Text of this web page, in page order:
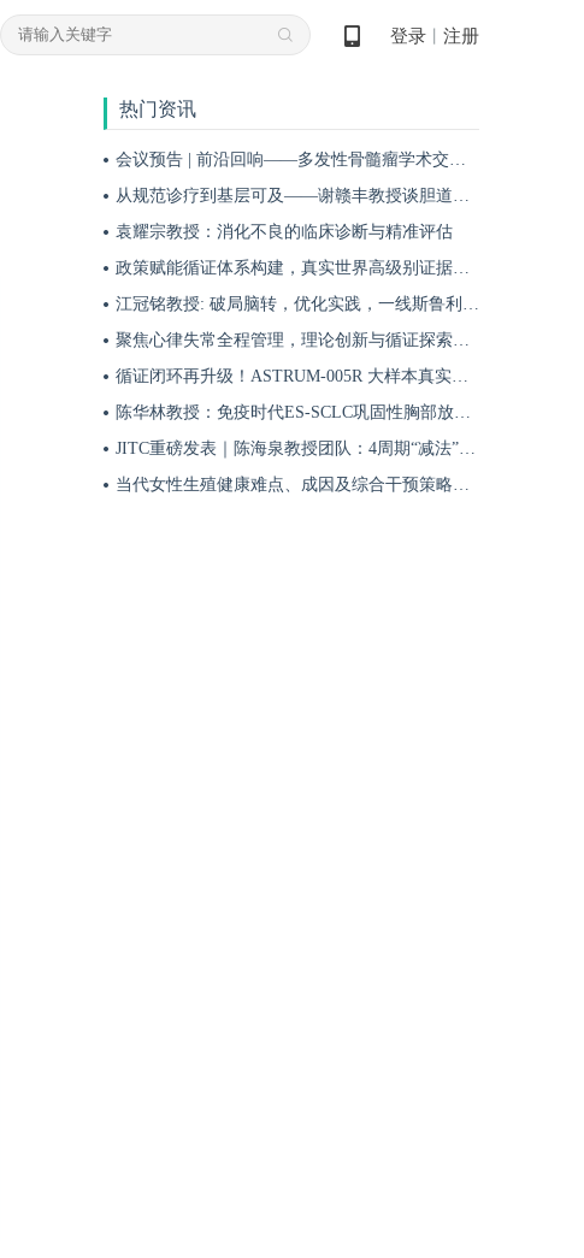
登录 注册
热门资讯
会议预告 | 前沿回响——多发性骨髓瘤学术交流会第十八期即将启幕！
从规范诊疗到基层可及——谢赣丰教授谈胆道肿瘤防治的本土化实践之路
袁耀宗教授：消化不良的临床诊断与精准评估
政策赋能循证体系构建，真实世界高级别证据夯实斯鲁利单抗一线治疗广泛期小细胞肺癌临床地位
江冠铭教授: 破局脑转，优化实践，一线斯鲁利单抗联合化疗为小细胞肺癌脑转移患者带来颅内与全身双重获益
聚焦心律失常全程管理，理论创新与循证探索共筑诊疗新格局
循证闭环再升级！ASTRUM-005R 大样本真实世界研究，解锁斯鲁利单抗 ES-SCLC 全程管理新方案
陈华林教授：免疫时代ES-SCLC巩固性胸部放疗再添真实世界循证依据——cTRT可独立改善患者生存获益
JITC重磅发表｜陈海泉教授团队：4周期“减法”方案成功探索可切除肺鳞癌围术期治疗新路径
当代女性生殖健康难点、成因及综合干预策略——魏晗